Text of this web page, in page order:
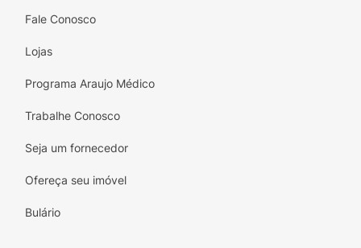
Fale Conosco
Lojas
Programa Araujo Médico
Trabalhe Conosco
Seja um fornecedor
Ofereça seu imóvel
Bulário